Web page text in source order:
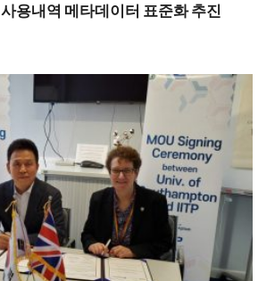
용내역 메타데이터 표준화 추진